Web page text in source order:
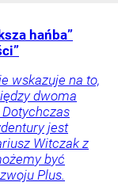
hańba”
wskazuje na to,
dwoma
jest
Witczak z
być
Plus.